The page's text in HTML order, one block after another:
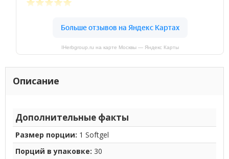
IHerbgroup.ru на карте Москвы — Яндекс Карты
Описание
Дополнительные факты
Размер порции: 1 Softgel
Порций в упаковке: 30